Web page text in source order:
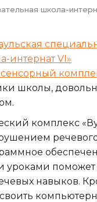
школа-
интернат VI»
школы,
комплекс
поможет
навыков.